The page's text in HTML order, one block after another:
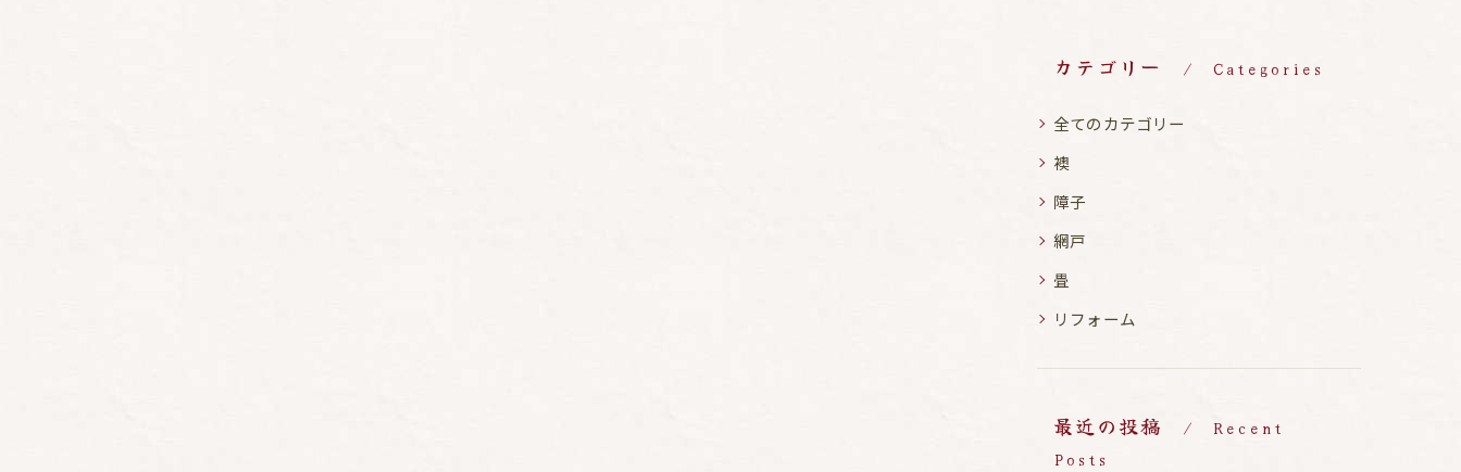
カテゴリー Categories
全てのカテゴリー
襖
障子
網戸
畳
リフォーム
最近の投稿
Recent
Posts